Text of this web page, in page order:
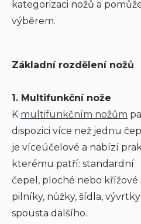
kategorizaci nožů a
výběrem.
Základní rozdělení nožů
1. Multifunkční nože
K multifunkčním nožům
dispozici více než jednu
je víceúčelové a nabízí
kterému patří:
čepel, ploché nebo křížové
pilníky, nůžky, šídla,
spousta dalšího.